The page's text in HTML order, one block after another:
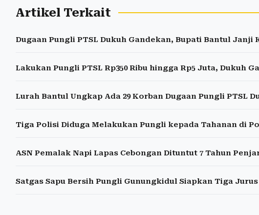
Artikel Terkait
Dugaan Pungli PTSL Dukuh Gandekan, Bupati Bantul Janji
Lakukan Pungli PTSL Rp350 Ribu hingga Rp5 Juta, Dukuh
Lurah Bantul Ungkap Ada 29 Korban Dugaan Pungli PTSL
Tiga Polisi Diduga Melakukan Pungli kepada Tahanan di
ASN Pemalak Napi Lapas Cebongan Dituntut 7 Tahun
Satgas Sapu Bersih Pungli Gunungkidul Siapkan Tiga